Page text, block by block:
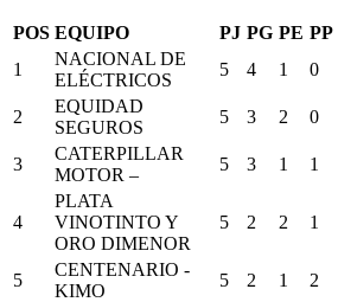
POS EQUIPO PJ PG PE PP
1
NACIONAL DE
ELÉCTRICOS
5 4 1 0
2
EQUIDAD
SEGUROS
5 3 2 0
3
CATERPILLAR
MOTOR –
5 3 1 1
4
PLATA
VINOTINTO Y
ORO DIMENOR
5 2 2 1
5
CENTENARIO -
KIMO
5 2 1 2